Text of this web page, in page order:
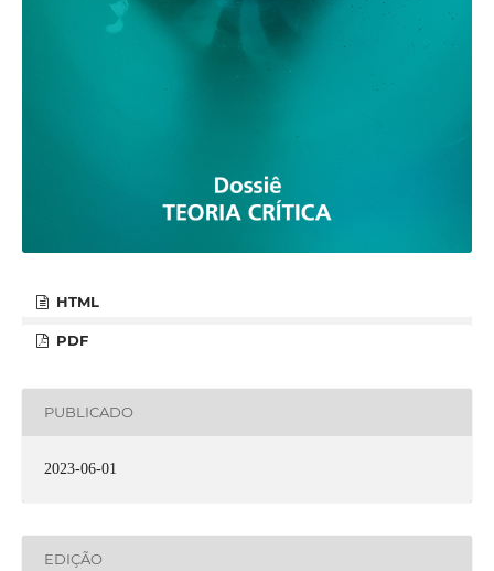
HTML
PDF
PUBLICADO
2023-06-01
EDIÇÃO